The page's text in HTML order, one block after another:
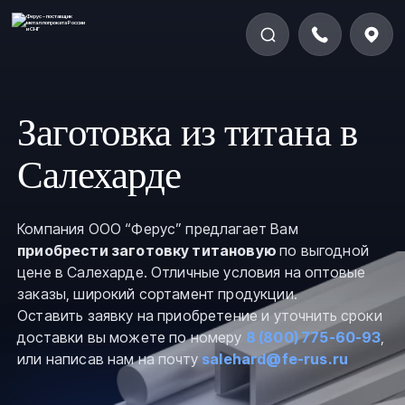
Заготовка из титана в
Салехарде
Компания ООО “Ферус” предлагает Вам
приобрести заготовку титановуюпо выгодной
цене в Салехарде. Отличные условия на оптовые
заказы, широкий сортамент продукции.
Оставить заявку на приобретение и уточнить сроки
доставки вы можете по номеру 8 (800) 775-60-93,
или написав нам на почту salehard@fe-rus.ru